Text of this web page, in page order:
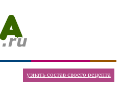
узнать состав своего рецепта